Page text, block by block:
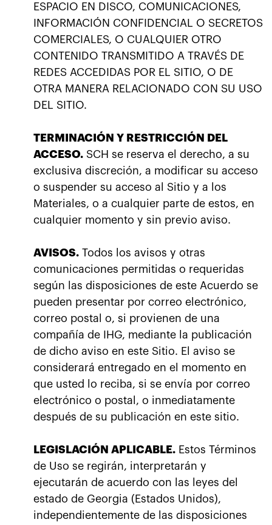
ESPACIO EN DISCO, COMUNICACIONES,
INFORMACIÓN CONFIDENCIAL O SECRETOS
COMERCIALES, O CUALQUIER OTRO
CONTENIDO TRANSMITIDO A TRAVÉS DE
REDES ACCEDIDAS POR EL SITIO, O DE
OTRA MANERA RELACIONADO CON SU USO
DEL SITIO.
TERMINACIÓN Y RESTRICCIÓN DEL
ACCESO. SCH se reserva el derecho, a su
exclusiva discreción, a modificar su acceso
o suspender su acceso al Sitio y a los
Materiales, o a cualquier parte de estos, en
cualquier momento y sin previo aviso.
AVISOS. Todos los avisos y otras
comunicaciones permitidas o requeridas
según las disposiciones de este Acuerdo se
pueden presentar por correo electrónico,
correo postal o, si provienen de una
compañía de IHG, mediante la publicación
de dicho aviso en este Sitio. El aviso se
considerará entregado en el momento en
que usted lo reciba, si se envía por correo
electrónico o postal, o inmediatamente
después de su publicación en este sitio.
LEGISLACIÓN APLICABLE. Estos Términos
de Uso se regirán, interpretarán y
ejecutarán de acuerdo con las leyes del
estado de Georgia (Estados Unidos),
independientemente de las disposiciones